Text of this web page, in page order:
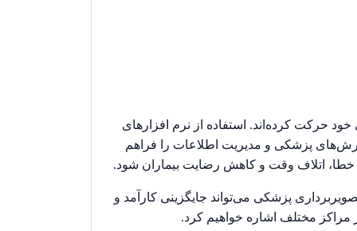
حرکت کرده‌اند. استفاده از نرم افزارهای
پزشکی و مدیریت اطلاعات را فراهم
خطا، اتلاف وقت و کاهش رضایت بیماران شود.
پزشکی می‌تواند جایگزینی کارآمد و
مراکز مختلف اشاره خواهیم کرد.